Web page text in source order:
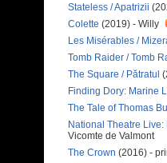
Stateless / Apatrizii
Colette (2019) - Willy
Les Misérables /
Tomb Raider / Tomb
The Square / Pătratul
Finding Dory: Marine
The Tale of Thomas
National Theatre
Vicomte de Valmont
The Crown (2016) -